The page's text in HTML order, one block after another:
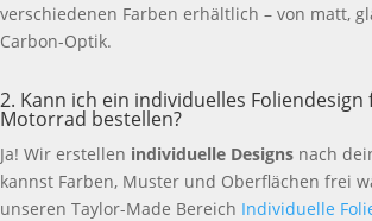
verschiedenen Farben erhältlich – von matt,
Carbon-Optik.
2. Kann ich ein individuelles Foliendesign
Motorrad bestellen?
Ja! Wir erstellen individuelle Designs nach
kannst Farben, Muster und Oberflächen frei
unseren Taylor-Made Bereich Individuelle